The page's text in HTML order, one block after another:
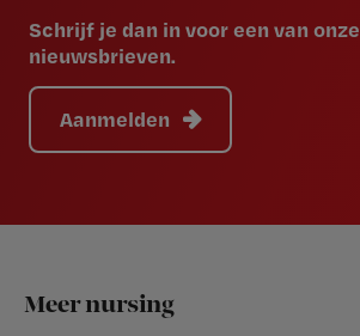
Schrijf je dan in voor een van onze
nieuwsbrieven.
Aanmelden
Footer
Meer nursing